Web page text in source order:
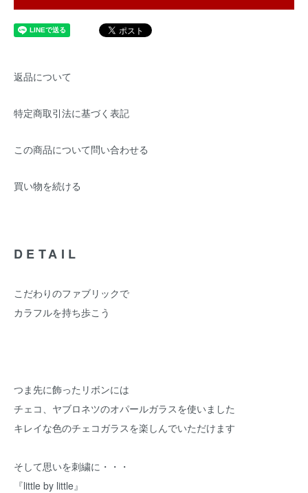
返品について
特定商取引法に基づく表記
この商品について問い合わせる
買い物を続ける
DETAIL
こだわりのファブリックで
カラフルを持ち歩こう
つま先に飾ったリボンには
チェコ、ヤブロネツのオパールガラスを使いました
キレイな色のチェコガラスを楽しんでいただけます
そして思いを刺繍に・・・
『little by little』